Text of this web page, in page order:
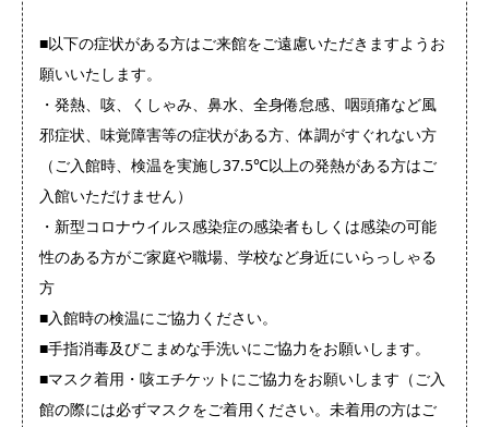
■以下の症状がある方はご来館をご遠慮いただきますようお
願いいたします。
・発熱、咳、くしゃみ、鼻水、全身倦怠感、咽頭痛など風
邪症状、味覚障害等の症状がある方、体調がすぐれない方
（ご入館時、検温を実施し37.5℃以上の発熱がある方はご
入館いただけません）
・新型コロナウイルス感染症の感染者もしくは感染の可能
性のある方がご家庭や職場、学校など身近にいらっしゃる
方
■入館時の検温にご協力ください。
■手指消毒及びこまめな手洗いにご協力をお願いします。
■マスク着用・咳エチケットにご協力をお願いします（ご入
館の際には必ずマスクをご着用ください。未着用の方はご